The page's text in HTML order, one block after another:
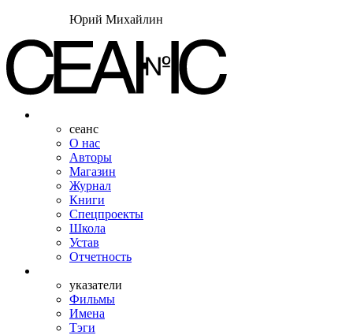
Юрий Михайлин
сеанс
О нас
Авторы
Магазин
Журнал
Книги
Спецпроекты
Школа
Устав
Отчетность
указатели
Фильмы
Имена
Тэги